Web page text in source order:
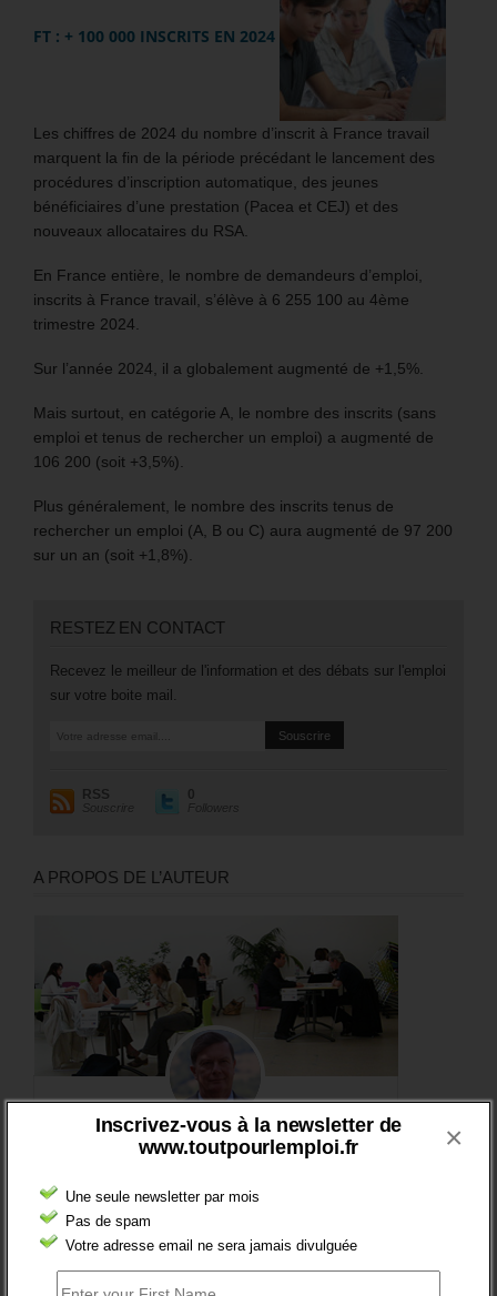
Inscrivez-vous à la newsletter de
www.toutpourlemploi.fr
Une seule newsletter par mois
Pas de spam
Votre adresse email ne sera jamais divulguée
×
FT : + 100 000 INSCRITS EN 2024
Les chiffres de 2024 du nombre d’inscrit à France travail
marquent la fin de la période précédant le lancement des
procédures d’inscription automatique, des jeunes
bénéficiaires d’une prestation (Pacea et CEJ) et des
nouveaux allocataires du RSA.
En France entière, le nombre de demandeurs d’emploi,
inscrits à France travail, s’élève à 6 255 100 au 4ème
trimestre 2024.
Sur l’année 2024, il a globalement augmenté de +1,5%.
Mais surtout, en catégorie A, le nombre des inscrits (sans
emploi et tenus de rechercher un emploi) a augmenté de
106 200 (soit +3,5%).
Plus généralement, le nombre des inscrits tenus de
rechercher un emploi (A, B ou C) aura augmenté de 97 200
sur un an (soit +1,8%).
RESTEZ EN CONTACT
Recevez le meilleur de l'information et des débats sur l'emploi
sur votre boite mail.
RSS
Souscrire
0
Followers
A PROPOS DE L’AUTEUR